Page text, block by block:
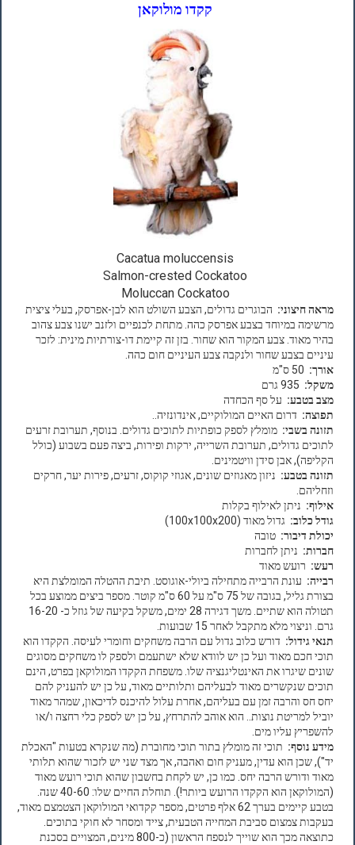
קקדו מולוקאן
Cacatua moluccensis
Salmon-crested Cockatoo
Moluccan Cockatoo
מראה חיצוני: הבוגרים גדולים, הצבע השולט הוא לבן-אפרסק, בעלי ציצית
מרשימה במיוחד בצבע אפרסק כהה. מתחת לכנפיים ולזנב ישנו צבע צהוב
בהיר מאוד. צבע המקור הוא שחור. בזן זה קיימת דו-צורתיות מינית: לזכר
עיניים בצבע שחור ולנקבה צבע העיניים חום כהה.
אורך:
משקל:
מצב בטבע: על סף הכחדה
תפוצה: דרום האיים המולוקיים, אינדונזיה..
תזונה בשבי: מומלץ לספק כופתיות לתוכים גדולים. בנוסף, תערובת זרעים
לתוכים גדולים, תערובת השרייה, ירקות ופירות, ביצה פעם בשבוע (כולל
הקליפה), אבן סידן וויטמינים.
תזונה בטבע: ניזון מאגוזים שונים, אגוזי קוקוס, זרעים, פירות יער, חרקים
וזחליהם.
אילוף: ניתן לאילוף בקלות
גודל כלוב: גדול מאוד (100x100x200)
יכולת דיבור: טובה
חברות: ניתן לחברות
רעש: רועש מאוד
רבייה: עונת הרבייה מתחילה ביולי-אוגוסט. תיבת ההטלה המומלצת היא
בצורת גליל, בגובה של 75 ס"מ על 60 ס"מ קוטר. מספר ביצים ממוצע בכל
תטולה הוא שתיים. משך דגירה 28 ימים, משקל בקיעה של גוזל כ- 16-20
גרם. וניצוי מלא מתקבל לאחר 15 שבועות.
תנאי גידול: דורש כלוב גדול עם הרבה משחקים וחומרי לעיסה. הקקדו הוא
תוכי חכם מאוד ועל כן יש לוודא שלא ישתעמם ולספק לו משחקים מסוגים
שונים שיגרו את האינטליגנציה שלו. משפחת הקקדו המולוקאן בפרט, הינם
תוכים שנקשרים מאוד לבעליהם ותלותיים מאוד, על כן יש להעניק להם
יחס חס והרבה זמן עם בעליהם, אחרת עלול להיכנס לדיכאון, שמהר מאוד
יוביל למריטת נוצות.. הוא אוהב להתרחץ, על כן יש לספק כלי רחצה ו/או
להשפריץ עליו מים.
מידע נוסף: תוכי זה מומלץ בתור תוכי מחוברת (מה שנקרא בטעות "האכלת
יד"), שכן הוא עדין, מעניק חום ואהבה, אך מצד שני יש לזכור שהוא תלותי
מאוד ודורש הרבה יחס. כמו כן, יש לקחת בחשבון שהוא תוכי רועש מאוד
(המולוקאן הוא הקקדו הרועש ביותר!). תוחלת החיים שלו: 40-60 שנה.
בטבע קיימים בערך 62 אלף פרטים, מספר קקדואי המולוקאן הצטמצם מאוד,
בעקבות צמצום סביבת המחייה הטבעית, צייד ומסחר לא חוקי בתוכים.
כתוצאה מכך הוא שוייך לנספח הראשון (כ-800 מינים, המצויים בסכנת